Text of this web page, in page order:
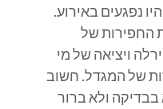
נפגעים באירוע.
החפירות של
ויציאה של מי
של המגדל. חשוב
בבדיקה ולא ברור